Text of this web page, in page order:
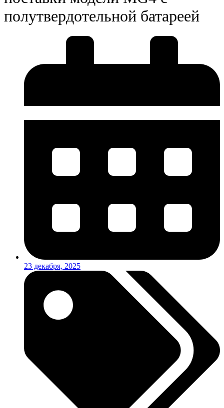
полутвердотельной батареей
23 декабря, 2025